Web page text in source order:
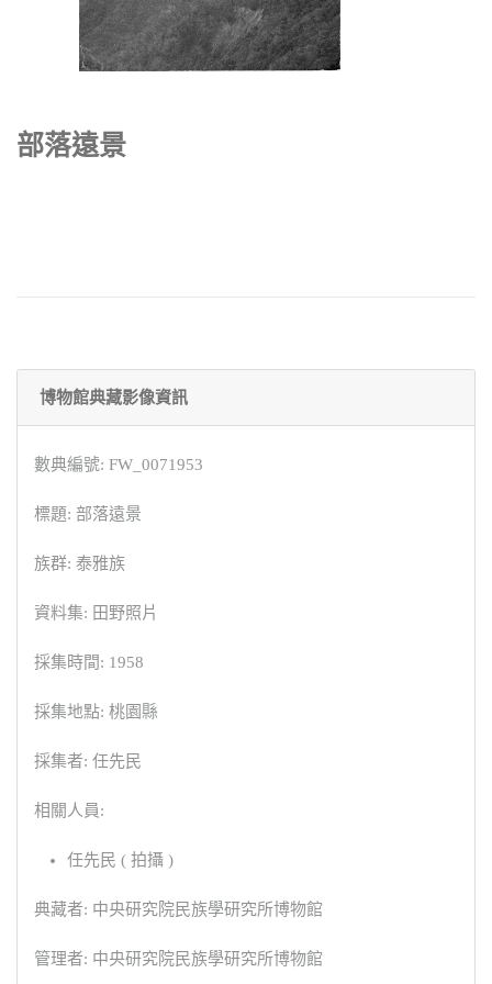
部落遠景
博物館典藏影像資訊
數典編號: FW_0071953
標題: 部落遠景
族群: 泰雅族
資料集: 田野照片
採集時間: 1958
採集地點: 桃園縣
採集者: 任先民
相關人員:
任先民 ( 拍攝 )
典藏者: 中央研究院民族學研究所博物館
管理者: 中央研究院民族學研究所博物館